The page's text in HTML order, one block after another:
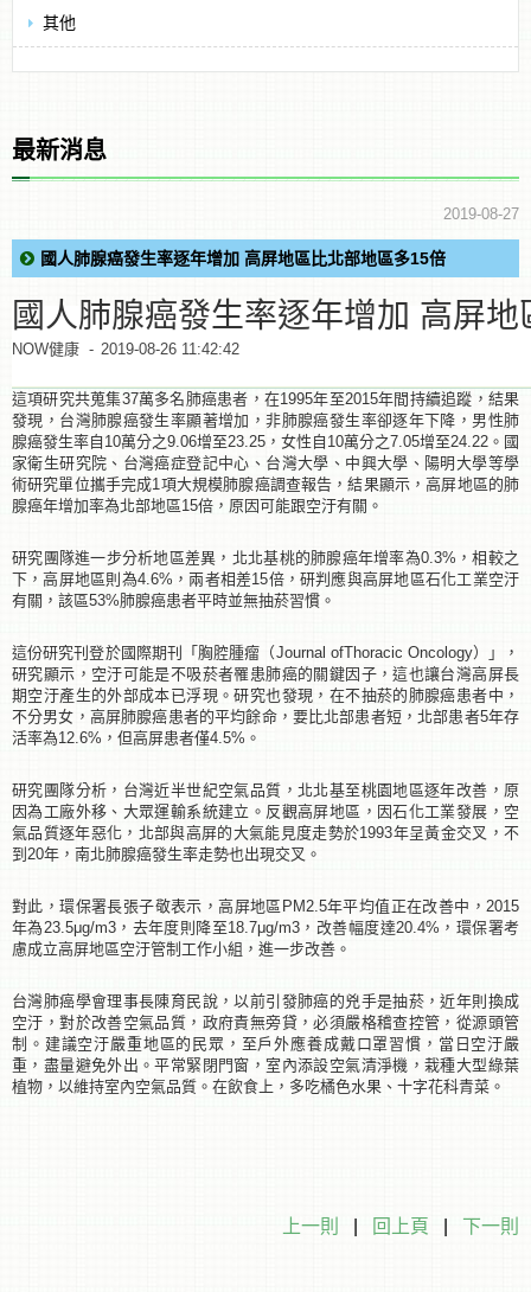
其他
最新消息
2019-08-27
國人肺腺癌發生率逐年增加 高屏地區比北部地區多15倍
國人肺腺癌發生率逐年增加 高屏
NOW健康 - 2019-08-26 11:42:42
這項研究共蒐集37萬多名肺癌患者，在1995年至2015年間持續追蹤，結果
發現，台灣肺腺癌發生率顯著增加，非肺腺癌發生率卻逐年下降，男性肺
腺癌發生率自10萬分之9.06增至23.25，女性自10萬分之7.05增至24.22。 國
家衛生研究院、台灣癌症登記中心、台灣大學、中興大學、陽明大學等學
術研究單位攜手完成1項大規模肺腺癌調查報告，結果顯示，高屏地區的肺
腺癌年增加率為北部地區15倍，原因可能跟空汙有關。
研究團隊進一步分析地區差異，北北基桃的肺腺癌年增率為0.3%，相較之
下，高屏地區則為4.6%，兩者相差15倍，研判應與高屏地區石化工業空汙
有關，該區53%肺腺癌患者平時並無抽菸習慣。
這份研究刊登於國際期刊「胸腔腫瘤（Journal ofThoracic Oncology）」，
研究顯示，空汙可能是不吸菸者罹患肺癌的關鍵因子，這也讓台灣高屏長
期空汙產生的外部成本已浮現。研究也發現，在不抽菸的肺腺癌患者中，
不分男女，高屏肺腺癌患者的平均餘命，要比北部患者短，北部患者5年存
活率為12.6%，但高屏患者僅4.5%。
研究團隊分析，台灣近半世紀空氣品質，北北基至桃園地區逐年改善，原
因為工廠外移、大眾運輸系統建立。反觀高屏地區，因石化工業發展，空
氣品質逐年惡化，北部與高屏的大氣能見度走勢於1993年呈黃金交叉，不
到20年，南北肺腺癌發生率走勢也出現交叉。
對此，環保署長張子敬表示，高屏地區PM2.5年平均值正在改善中，2015
年為23.5μg/m3，去年度則降至18.7μg/m3，改善幅度達20.4%，環保署考
慮成立高屏地區空汙管制工作小組，進一步改善。
台灣肺癌學會理事長陳育民說，以前引發肺癌的兇手是抽菸，近年則換成
空汙，對於改善空氣品質，政府責無旁貸，必須嚴格稽查控管，從源頭管
制。建議空汙嚴重地區的民眾，至戶外應養成戴口罩習慣，當日空汙嚴
重，盡量避免外出。平常緊閉門窗，室內添設空氣清淨機，栽種大型綠葉
植物，以維持室內空氣品質。在飲食上，多吃橘色水果、十字花科青菜。
上一則 回上頁 下一則